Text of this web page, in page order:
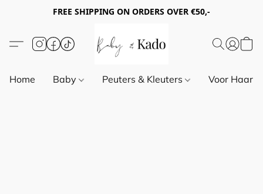
FREE SHIPPING ON ORDERS OVER €50,-
Home Baby Peuters & Kleuters Voor Haar